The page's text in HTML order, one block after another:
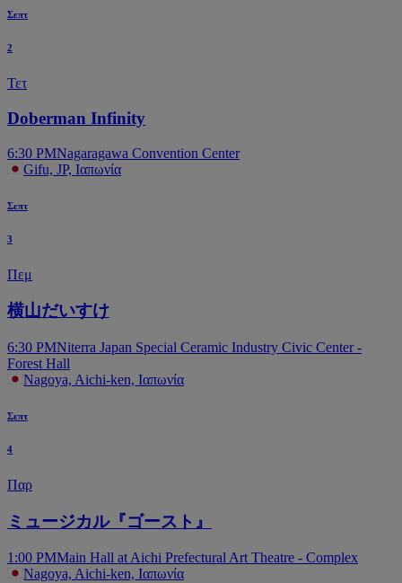
Σεπτ
2
Τετ
Doberman Infinity
6:30 PMNagaragawa Convention Center
Gifu, JP, Ιαπωνία
Σεπτ
3
Πεμ
横山だいすけ
6:30 PMNiterra Japan Special Ceramic Industry Civic Center -
Forest Hall
Nagoya, Aichi-ken, Ιαπωνία
Σεπτ
4
Παρ
ミュージカル『ゴースト』
1:00 PMMain Hall at Aichi Prefectural Art Theatre - Complex
Nagoya, Aichi-ken, Ιαπωνία